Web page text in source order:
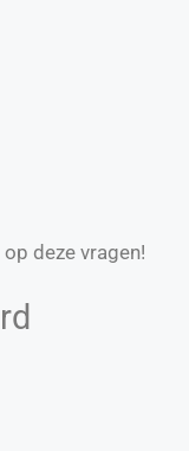
deze vragen!